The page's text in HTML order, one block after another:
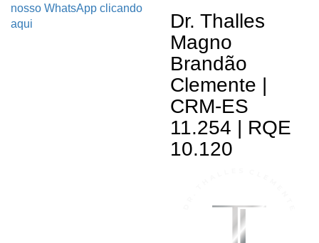
nosso WhatsApp clicando
aqui
Dr. Thalles
Magno
Brandão
Clemente |
CRM-ES
11.254 | RQE
10.120